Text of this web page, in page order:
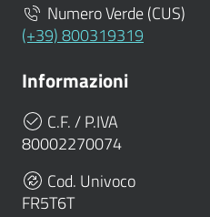
Numero Verde (CUS)
(+39) 800319319
Informazioni
C.F. / P.IVA
80002270074
Cod. Univoco
FR5T6T